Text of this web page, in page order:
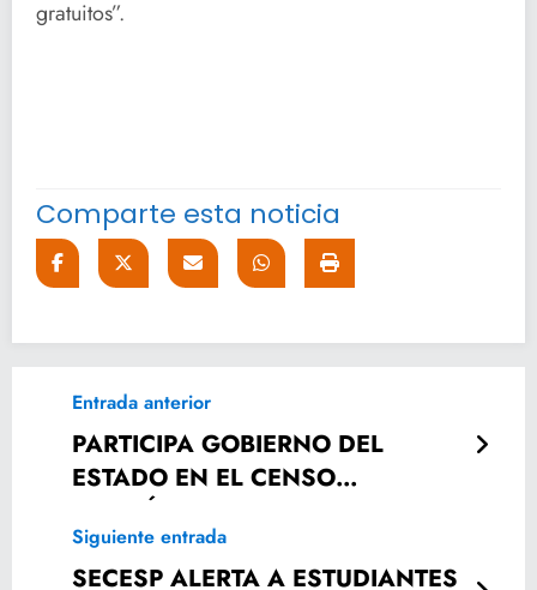
gratuitos”.
Comparte esta noticia
Entrada anterior
PARTICIPA GOBIERNO DEL
ESTADO EN EL CENSO
ECONÓMICO 2019
Siguiente entrada
SECESP ALERTA A ESTUDIANTES